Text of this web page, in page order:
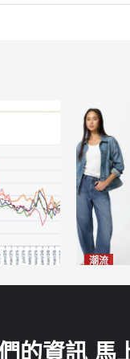
潮流
的資訊 馬